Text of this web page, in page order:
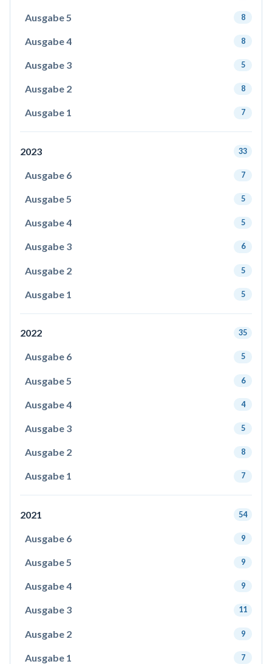
Ausgabe 5 8
Ausgabe 4 8
Ausgabe 3 5
Ausgabe 2 8
Ausgabe 1 7
2023 33
Ausgabe 6 7
Ausgabe 5 5
Ausgabe 4 5
Ausgabe 3 6
Ausgabe 2 5
Ausgabe 1 5
2022 35
Ausgabe 6 5
Ausgabe 5 6
Ausgabe 4 4
Ausgabe 3 5
Ausgabe 2 8
Ausgabe 1 7
2021 54
Ausgabe 6 9
Ausgabe 5 9
Ausgabe 4 9
Ausgabe 3 11
Ausgabe 2 9
Ausgabe 1 7